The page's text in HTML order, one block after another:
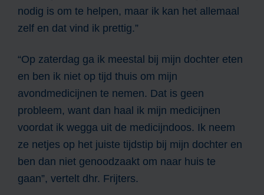
nodig is om te helpen, maar ik kan het allemaal
zelf en dat vind ik prettig.”
“Op zaterdag ga ik meestal bij mijn dochter eten
en ben ik niet op tijd thuis om mijn
avondmedicijnen te nemen. Dat is geen
probleem, want dan haal ik mijn medicijnen
voordat ik wegga uit de medicijndoos. Ik neem
ze netjes op het juiste tijdstip bij mijn dochter en
ben dan niet genoodzaakt om naar huis te
gaan”, vertelt dhr. Frijters.